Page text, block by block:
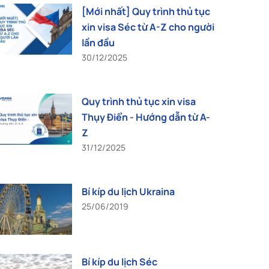
[Mới nhất] Quy trình thủ tục
xin visa Séc từ A-Z cho người
lần đầu
30/12/2025
Quy trình thủ tục xin visa
Thụy Điển - Hướng dẫn từ A-
Z
31/12/2025
Bí kíp du lịch Ukraina
25/06/2019
Bí kíp du lịch Séc